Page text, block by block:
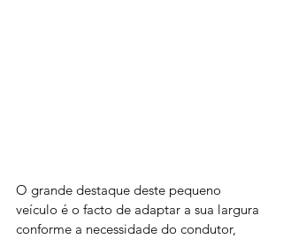
O grande destaque deste pequeno
veículo é o facto de adaptar a sua largura
conforme a necessidade do condutor,